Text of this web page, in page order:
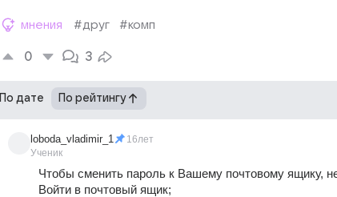
мнения #друг #комп
0 3
По дате По рейтингу
loboda_vladimir_1
Ученик
16лет
Чтобы сменить пароль к Вашему почтовому ящику,
Войти в почтовый ящик;